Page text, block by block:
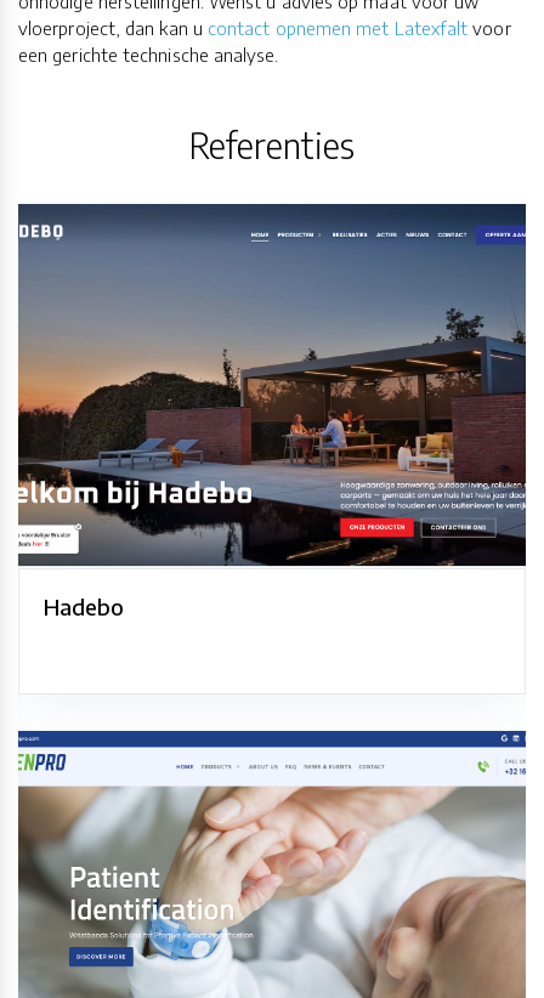
vloerproject, dan kan u contact opnemen met Latexfalt voor
een gerichte technische analyse.
Referenties
Hadebo